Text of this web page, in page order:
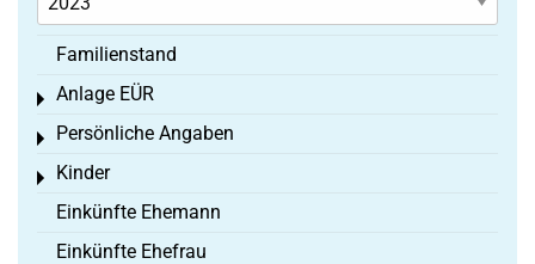
Familienstand
Anlage EÜR
Toggle menu
Persönliche Angaben
Toggle menu
Kinder
Toggle menu
Einkünfte Ehemann
Einkünfte Ehefrau